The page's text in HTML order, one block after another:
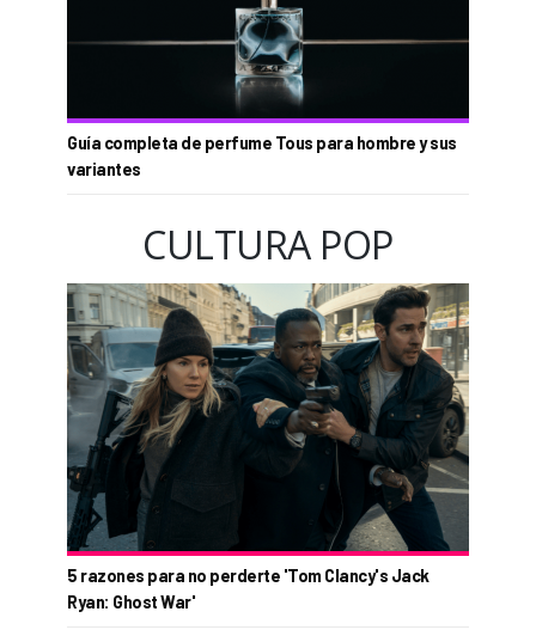
Guía completa de perfume Tous para hombre y sus
variantes
CULTURA POP
5 razones para no perderte 'Tom Clancy's Jack
Ryan: Ghost War'